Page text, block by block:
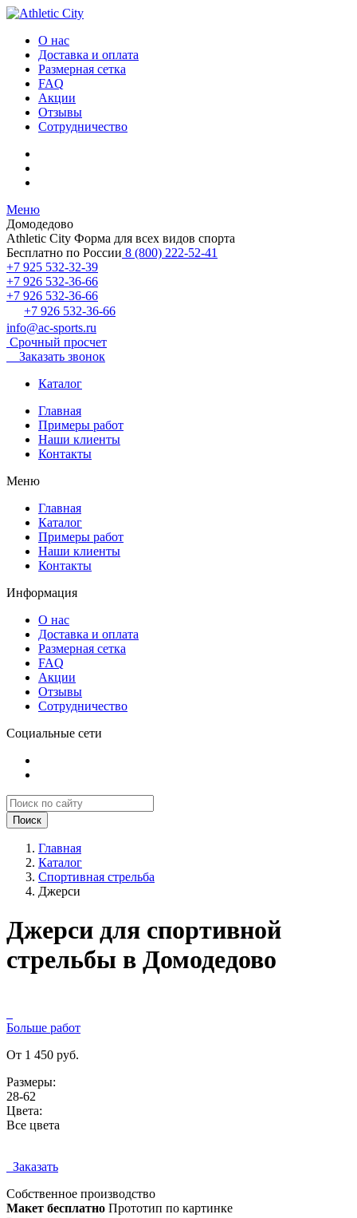
О нас
Доставка и оплата
Размерная сетка
FAQ
Акции
Отзывы
Сотрудничество
Меню
Домодедово
Athletic City Форма для всех видов спорта
Бесплатно по России 8 (800) 222-52-41
+7 925 532-32-39
+7 926 532-36-66
+7 926 532-36-66
+7 926 532-36-66
info@ac-sports.ru
Срочный просчет
Заказать звонок
Каталог
Главная
Примеры работ
Наши клиенты
Контакты
Меню
Главная
Каталог
Примеры работ
Наши клиенты
Контакты
Информация
О нас
Доставка и оплата
Размерная сетка
FAQ
Акции
Отзывы
Сотрудничество
Социальные сети
Поиск
Главная
Каталог
Спортивная стрельба
Джерси
Джерси для спортивной
стрельбы в Домодедово
Больше работ
От 1 450 руб.
Размеры:
28-62
Цвета:
Все цвета
Заказать
Собственное производство
Макет бесплатно Прототип по картинке